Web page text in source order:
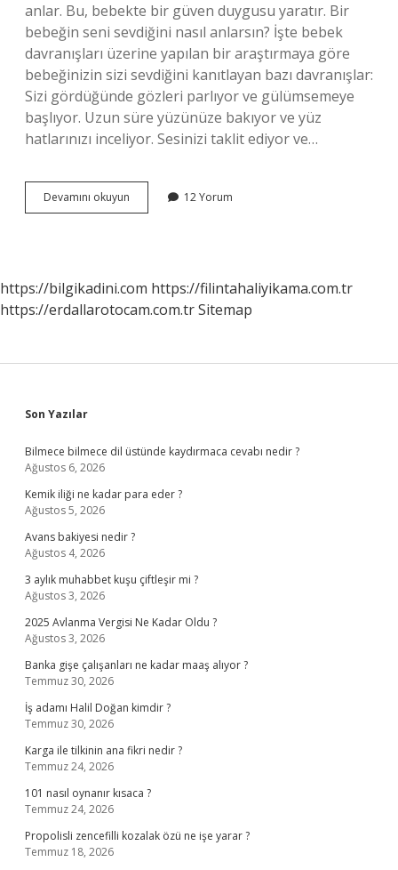
anlar. Bu, bebekte bir güven duygusu yaratır. Bir
bebeğin seni sevdiğini nasıl anlarsın? İşte bebek
davranışları üzerine yapılan bir araştırmaya göre
bebeğinizin sizi sevdiğini kanıtlayan bazı davranışlar:
Sizi gördüğünde gözleri parlıyor ve gülümsemeye
başlıyor. Uzun süre yüzünüze bakıyor ve yüz
hatlarınızı inceliyor. Sesinizi taklit ediyor ve…
Devamını okuyun Bebekler
Ne
12 Yorum
https://bilgikadini.com https://filintahaliyikama.com.tr
https://erdallarotocam.com.trSitemap
Sidebar
Son Yazılar
Bilmece bilmece dil üstünde kaydırmaca cevabı nedir ?
Ağustos 6, 2026
Kemik iliği ne kadar para eder ?
Ağustos 5, 2026
Avans bakiyesi nedir ?
Ağustos 4, 2026
3 aylık muhabbet kuşu çiftleşir mi ?
Ağustos 3, 2026
2025 Avlanma Vergisi Ne Kadar Oldu ?
Ağustos 3, 2026
Banka gişe çalışanları ne kadar maaş alıyor ?
Temmuz 30, 2026
İş adamı Halil Doğan kimdir ?
Temmuz 30, 2026
Karga ile tilkinin ana fikri nedir ?
Temmuz 24, 2026
101 nasıl oynanır kısaca ?
Temmuz 24, 2026
Propolisli zencefilli kozalak özü ne işe yarar ?
Temmuz 18, 2026